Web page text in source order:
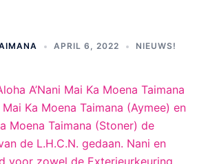
APRIL 6, 2022 NIEUWS!
A’Nani Mai Ka Moena Taimana
Ka Moena Taimana (Aymee) en
Moena Taimana (Stoner) de
de L.H.C.N. gedaan. Nani en
voor zowel de Exterieurkeuring